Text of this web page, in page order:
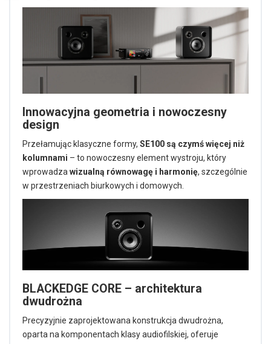
Innowacyjna geometria i nowoczesny
design
Przełamując klasyczne formy, SE100 są czymś więcej niż
kolumnami – to nowoczesny element wystroju, który
wprowadza wizualną równowagę i harmonię, szczególnie
w przestrzeniach biurkowych i domowych.
BLACKEDGE CORE – architektura
dwudrożna
Precyzyjnie zaprojektowana konstrukcja dwudrożna,
oparta na komponentach klasy audiofilskiej, oferuje